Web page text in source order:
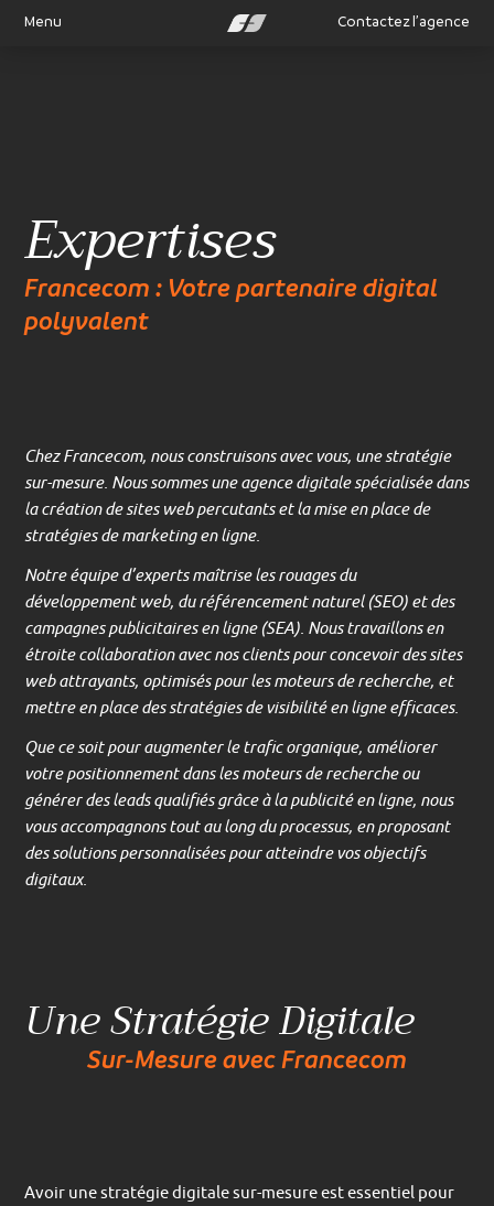
Menu Contactez l’agence
Expertises
Francecom : Votre partenaire digital
polyvalent
Chez Francecom, nous construisons avec vous, une stratégie
sur-mesure. Nous sommes une agence digitale spécialisée dans
la création de sites web percutants et la mise en place de
stratégies de marketing en ligne.
Notre équipe d’experts maîtrise les rouages du
développement web, du référencement naturel (SEO) et des
campagnes publicitaires en ligne (SEA). Nous travaillons en
étroite collaboration avec nos clients pour concevoir des sites
web attrayants, optimisés pour les moteurs de recherche, et
mettre en place des stratégies de visibilité en ligne efficaces.
Que ce soit pour augmenter le trafic organique, améliorer
votre positionnement dans les moteurs de recherche ou
générer des leads qualifiés grâce à la publicité en ligne, nous
vous accompagnons tout au long du processus, en proposant
des solutions personnalisées pour atteindre vos objectifs
digitaux.
Une Stratégie Digitale
Sur-Mesure avec Francecom
Avoir une stratégie digitale sur-mesure est essentiel pour